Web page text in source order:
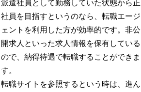
派遣社員として勤務していた状態から正
社員を目指すというのなら、転職エージ
ェントを利用した方が効率的です。非公
開求人といった求人情報を保有している
ので、納得待遇で転職することができま
す。
転職サイトを参照するという時は、進ん